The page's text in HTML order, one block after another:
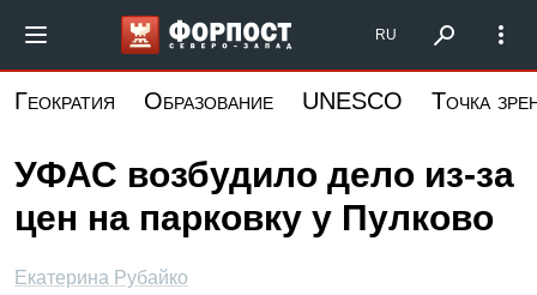
основному
Форпост Северо-Запад
RU
Геократия Образование UNESCO Точка
УФАС возбудило дело из-за
цен на парковку у Пулково
Екатерина Рубайко